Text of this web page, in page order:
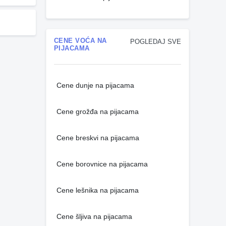
POGLEDAJ SVE
CENE VOĆA NA
PIJACAMA
Cene dunje na pijacama
Cene grožđa na pijacama
Cene breskvi na pijacama
Cene borovnice na pijacama
Cene lešnika na pijacama
Cene šljiva na pijacama